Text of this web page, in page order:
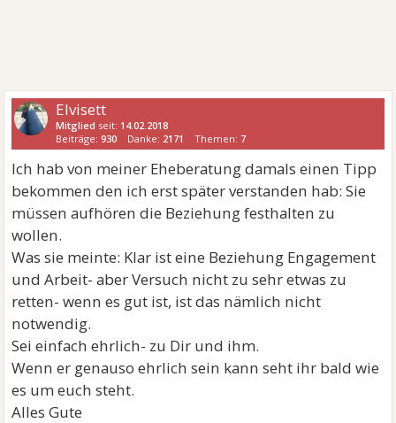
Elvisett
Mitglied seit: 14.02.2018
Beiträge:930 Danke: 2171 Themen: 7
Ich hab von meiner Eheberatung damals einen Tipp
bekommen den ich erst später verstanden hab: Sie
müssen aufhören die Beziehung festhalten zu
wollen.
Was sie meinte: Klar ist eine Beziehung Engagement
und Arbeit- aber Versuch nicht zu sehr etwas zu
retten- wenn es gut ist, ist das nämlich nicht
notwendig.
Sei einfach ehrlich- zu Dir und ihm.
Wenn er genauso ehrlich sein kann seht ihr bald wie
es um euch steht.
Alles Gute